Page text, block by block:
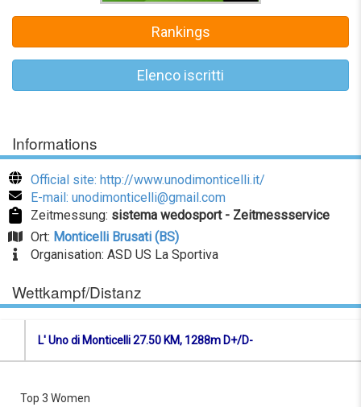
Informations
Official site: http://www.unodimonticelli.it/
E-mail: unodimonticelli@gmail.com
Zeitmessung: sistema wedosport - Zeitmessservice
Ort: Monticelli Brusati (BS)
Organisation: ASD US La Sportiva
Wettkampf/Distanz
L' Uno di Monticelli 27.50 KM, 1288m D+/D-
Top 3 Women
Rankings
Elenco iscritti